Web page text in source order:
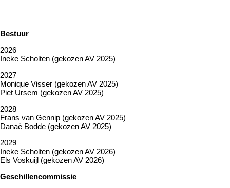
Bestuur
2026
Ineke Scholten (gekozen AV 2025)
2027
Monique Visser (gekozen AV 2025)
Piet Ursem (gekozen AV 2025)
2028
Frans van Gennip (gekozen AV 2025)
Danaè Bodde (gekozen AV 2025)
2029
Ineke Scholten (gekozen AV 2026)
Els Voskuijl (gekozen AV 2026)
Geschillencommissie